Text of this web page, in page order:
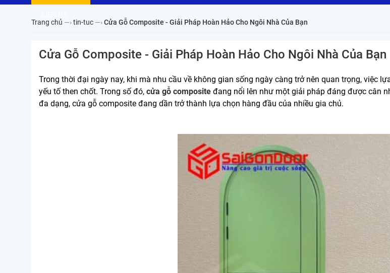
Trang chủ
Cửa Gỗ Composite - Giải Pháp Hoàn Hảo Cho Ngôi Nhà Của Bạn
Cửa Gỗ Composite - Giải Pháp Hoàn Hảo Cho Ngôi Nhà Của Bạn
Trong thời đại ngày nay, khi mà nhu cầu về không gian sống ngày càng trở nên quan trọng, việc
yếu tố then chốt. Trong số đó,
cửa gỗ composite
đang nổi lên như một giải pháp đáng được cân
đa dạng, cửa gỗ composite đang dần trở thành lựa chọn hàng đầu của nhiều gia chủ.